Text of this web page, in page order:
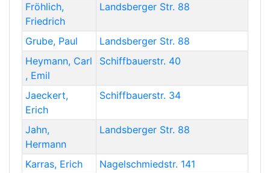
Fröhlich,
Friedrich
Landsberger Str. 88
Grube, Paul
Landsberger Str. 88
Heymann, Carl
, Emil
Schiffbauerstr. 40
Jaeckert,
Erich
Schiffbauerstr. 34
Jahn,
Hermann
Landsberger Str. 88
Karras, Erich
Nagelschmiedstr. 141